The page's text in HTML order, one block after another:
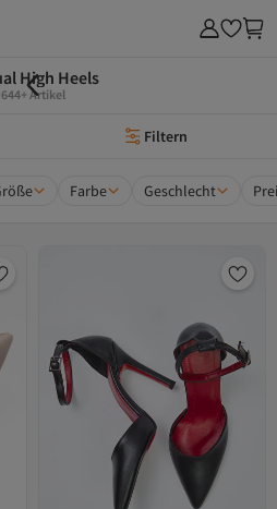
High Heels
644+ Artikel
Filtern
Farbe Geschlecht